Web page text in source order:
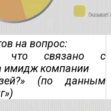
на вопрос:
что связано с
имидж компании
(по данным